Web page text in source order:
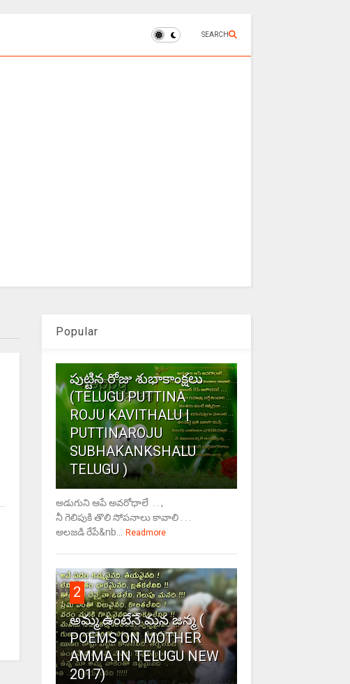
SEARCH
Popular
పుట్టిన రోజు శుభాకాంక్షలు
(TELUGU PUTTINA
ROJU KAVITHALU |
PUTTINAROJU
SUBHAKANKSHALU
TELUGU )
అడుగుని ఆపే అవరోధాలే . . ,
నీ గెలిపుకి తొలి సోపనాలు కావాలి . . .
అలజడి రేపే&nb...
Readmore
2
అమ్మ ఉంటేనే మన జన్మ (
POEMS ON MOTHER
AMMA IN TELUGU NEW
2017)